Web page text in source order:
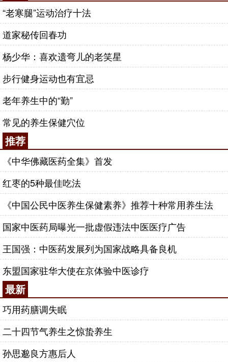
“老寒腿”运动治疗十法
道家秘传回春功
杨少华：喜欢遗弯儿的老笑星
步行健身运动也有宜忌
老年养生中的“勤”
常见的养生保健穴位
推荐
《中华佛藏医药全集》首发
红枣的5种最佳吃法
《中国公民中医养生保健素养》推荐十种常用养生法
国家中医药局曝光一批虚假违法中医医疗广告
王国强：中医药发展列为国家战略具备良机
东盟国家驻华大使在京体验中医诊疗
最新
巧用药膳调失眠
二十四节气养生之惊蛰养生
孙思邈良方惠后人